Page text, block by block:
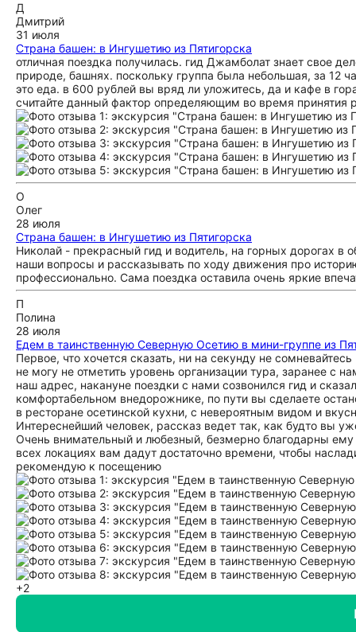
Д
Дмитрий
31 июля
Страна башен: в Ингушетию из Пятигорска
отличная поездка получилась. гид Джамболат знает свое
природе, башнях. поскольку группа была небольшая, за 12
это еда. в 600 рублей вы вряд ли уложитесь, да и кафе в
считайте данный фактор определяющим во время принятия
О
Олег
28 июля
Страна башен: в Ингушетию из Пятигорска
Николай - прекрасный гид и водитель, на горных дорогах
наши вопросы и рассказывать по ходу движения про
профессионально. Сама поездка оставила очень яркие
П
Полина
28 июля
Едем в таинственную Северную Осетию в мини-группе из
Первое, что хочется сказать, ни на секунду не
не могу не отметить уровень организации тура, заранее с
наш адрес, накануне поездки с нами созвонился гид и
комфортабельном внедорожнике, по пути вы сделаете
в ресторане осетинской кухни, с невероятным видом и
Интереснейший человек, рассказ ведет так, как будто вы
Очень внимательный и любезный, безмерно благодарны
всех локациях вам дадут достаточно времени, чтобы
рекомендую к посещению
+2